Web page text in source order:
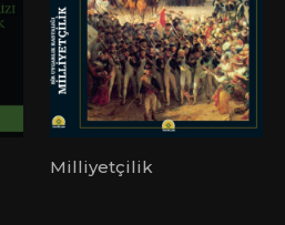
Milliyetçilik